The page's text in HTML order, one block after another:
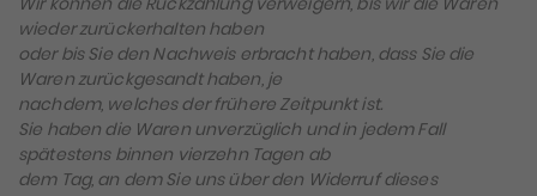
wieder zurückerhalten haben
oder bis Sie den Nachweis erbracht haben, dass Sie die
Waren zurückgesandt haben, je
nachdem, welches der frühere Zeitpunkt ist.
Sie haben die Waren unverzüglich und in jedem Fall
spätestens binnen vierzehn Tagen ab
dem Tag, an dem Sie uns über den Widerruf dieses